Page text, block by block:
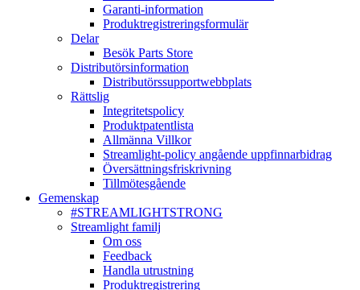
Garanti-information
Produktregistreringsformulär
Delar
Besök Parts Store
Distributörsinformation
Distributörssupportwebbplats
Rättslig
Integritetspolicy
Produktpatentlista
Allmänna Villkor
Streamlight-policy angående uppfinnarbidrag
Översättningsfriskrivning
Tillmötesgående
Gemenskap
#STREAMLIGHTSTRONG
Streamlight familj
Om oss
Feedback
Handla utrustning
Produktregistrering